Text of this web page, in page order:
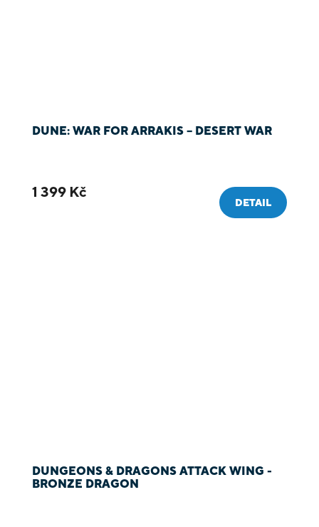
DUNE: WAR FOR ARRAKIS – DESERT WAR
1 399 Kč
DETAIL
DUNGEONS & DRAGONS ATTACK WING -
BRONZE DRAGON